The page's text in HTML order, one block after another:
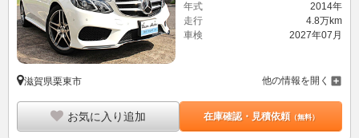
年式
2014年
走行
4.8万km
車検
2027年07月
滋賀県栗東市 他の情報を開く
お気に入り追加 在庫確認・見積依頼（無料）